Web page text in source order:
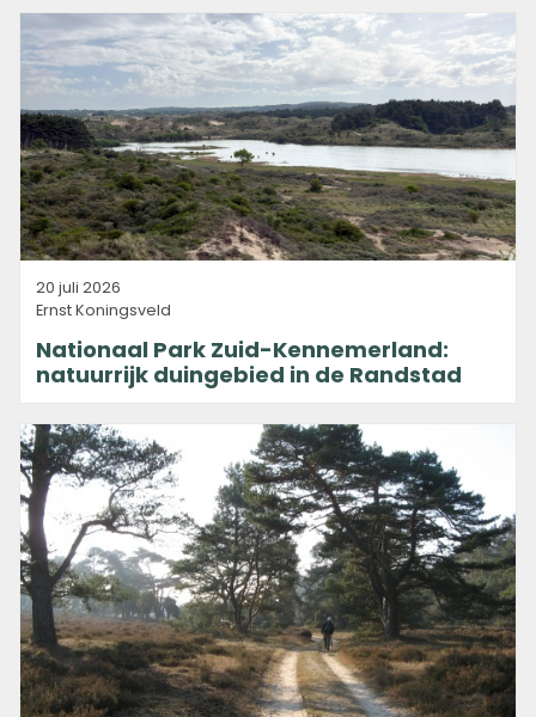
20 juli 2026
Ernst Koningsveld
Nationaal Park Zuid-Kennemerland:
natuurrijk duingebied in de Randstad